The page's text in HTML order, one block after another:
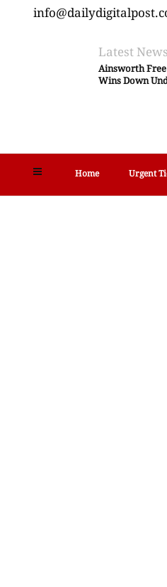
Home Urgent
Latest News
Ainsworth
Wins Down